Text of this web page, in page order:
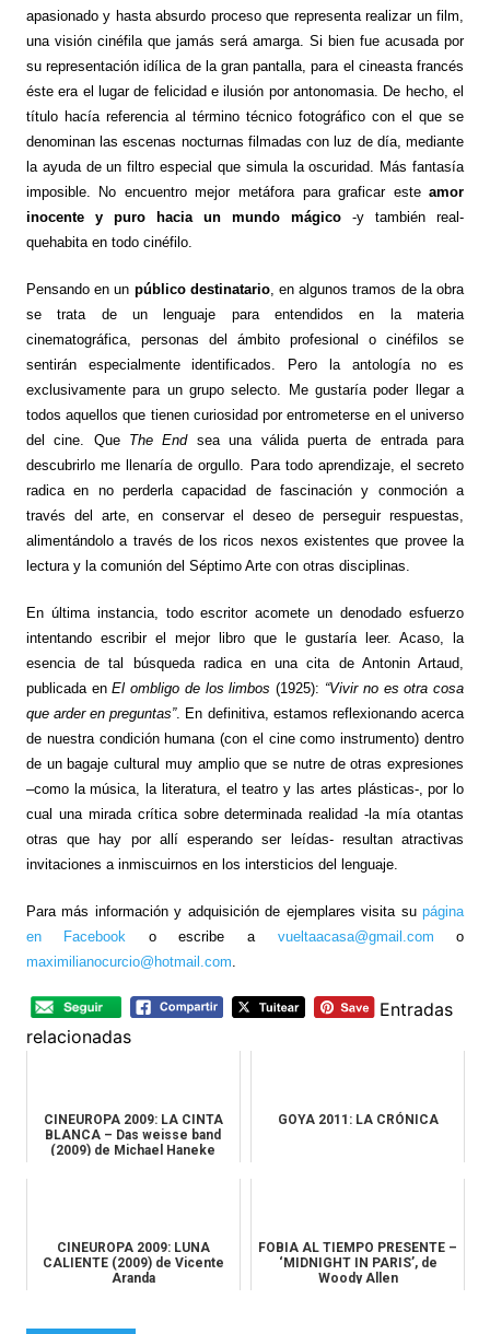
apasionado y hasta absurdo proceso que representa realizar un film,
una visión cinéfila que jamás será amarga. Si bien fue acusada por
su representación idílica de la gran pantalla, para el cineasta francés
éste era el lugar de felicidad e ilusión por antonomasia. De hecho, el
título hacía referencia al término técnico fotográfico con el que se
denominan las escenas nocturnas filmadas con luz de día, mediante
la ayuda de un filtro especial que simula la oscuridad. Más fantasía
imposible. No encuentro mejor metáfora para graficar esteamor
inocente y puro hacia un mundo mágico -y también real-
quehabita en todo cinéfilo.
Pensando en un público destinatario, en algunos tramos de la obra
se trata de un lenguaje para entendidos en la materia
cinematográfica, personas del ámbito profesional o cinéfilos se
sentirán especialmente identificados. Pero la antología no es
exclusivamente para un grupo selecto. Me gustaría poder llegar a
todos aquellos que tienen curiosidad por entrometerse en el universo
del cine. Que The Endsea una válida puerta de entrada para
descubrirlo me llenaría de orgullo. Para todo aprendizaje, el secreto
radica en no perderla capacidad de fascinación y conmoción a
través del arte, en conservar el deseo de perseguir respuestas,
alimentándolo a través de los ricos nexos existentes que provee la
lectura y la comunión del Séptimo Arte con otras disciplinas.
En última instancia, todo escritor acomete un denodado esfuerzo
intentando escribir el mejor libro que le gustaría leer. Acaso, la
esencia de tal búsqueda radica en una cita de Antonin Artaud,
publicada enEl ombligo de los limbos (1925): “Vivir no es otra cosa
que arder en preguntas”. En definitiva, estamos reflexionando acerca
de nuestra condición humana (con el cine como instrumento) dentro
de un bagaje cultural muy amplio que se nutre de otras expresiones
–como la música, la literatura, el teatro y las artes plásticas-, por lo
cual una mirada crítica sobre determinada realidad -la mía otantas
otras que hay por allí esperando ser leídas- resultan atractivas
invitaciones a inmiscuirnos en los intersticios del lenguaje.
Para más información y adquisición de ejemplares visita su página
en Facebook
o escribe a vueltaacasa@gmail.com
o
maximilianocurcio@hotmail.com
Entradas
relacionadas
CINEUROPA 2009: LA CINTA
BLANCA – Das weisse band
(2009) de Michael Haneke
GOYA 2011: LA CRÓNICA
CINEUROPA 2009: LUNA
CALIENTE (2009) de Vicente
Aranda
FOBIA AL TIEMPO PRESENTE –
‘MIDNIGHT IN PARIS’, de
Woody Allen